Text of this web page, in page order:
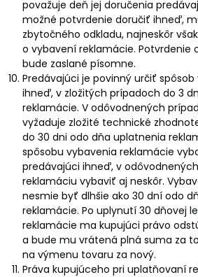
považuje deň jej doručenia
možné potvrdenie doručiť ihneď,
zbytočného odkladu, najneskôr
o vybavení reklamácie. Potvrdenie
bude zaslané písomne.
Predávajúci je povinný určiť
ihneď, v zložitých prípadoch do 3
reklamácie. V odôvodnených
vyžaduje zložité technické
do 30 dni odo dňa uplatnenia
spôsobu vybavenia reklamácie
predávajúci ihneď, v
reklamáciu vybaviť aj neskôr.
nesmie byť dlhšie ako 30 dní odo
reklamácie. Po uplynutí 30 dňovej
reklamácie ma kupujúci právo
a bude mu vrátená plná suma za
na výmenu tovaru za nový.
Práva kupujúceho pri uplatňovaní